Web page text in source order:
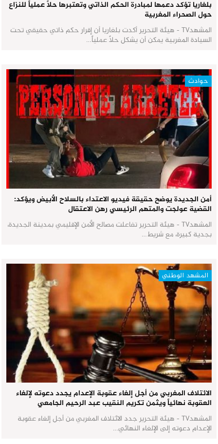
بلغاريا تؤكد دعمها لمبادرة الحكم الذاتي وتعتبرها حلاً عملياً للنزاع
حول الصحراء المغربية
المشهدTV - هيئة التحرير أكدت بلغاريا أن إقرار حكم ذاتي حقيقي تحت
السيادة المغربية يمكن أن يشكل حلاً عملياً…
حوادث
أمن الجديدة يوضح حقيقة فيديو الاعتداء بالسلاح الأبيض ويؤكد:
القضية عولجت والمتهم الرئيسي رهن الاعتقال
المشهدTV - هيئة التحرير تفاعلت مصالح الأمن الإقليمي بمدينة الجديدة،
بجدية كبيرة، مع شريط…
المشهد الوطني
الائتلاف المغربي من أجل إلغاء عقوبة الإعدام يجدد دعوته لإلغاء
العقوبة نهائياً ويثمن تكريم النقيب عبد الرحيم الجامعي
المشهدTV - هيئة التحرير جدد الائتلاف المغربي من أجل إلغاء عقوبة
الإعدام دعوته إلى الإلغاء النهائي…